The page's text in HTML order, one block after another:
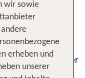
Dich vielfältige
– hier
Kosten. Bei einer
entspannte
wir sowie
erheben und
unserer